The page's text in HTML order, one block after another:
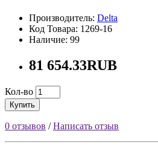
Производитель: Delta
Код Товара: 1269-16
Наличие: 99
81 654.33RUB
Кол-во
Купить
0 отзывов /Написать отзыв